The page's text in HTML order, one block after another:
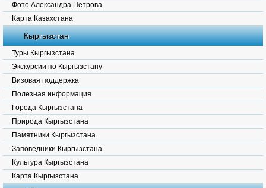
Фото Александра Петрова
Карта Казахстана
Кыргызстан
Туры Кыргызстана
Экскурсии по Кыргызстану
Визовая поддержка
Полезная информация.
Города Кыргызстана
Природа Кыргызстана
Памятники Кыргызстана
Заповедники Кыргызстана
Культура Кыргызстана
Карта Кыргызстана